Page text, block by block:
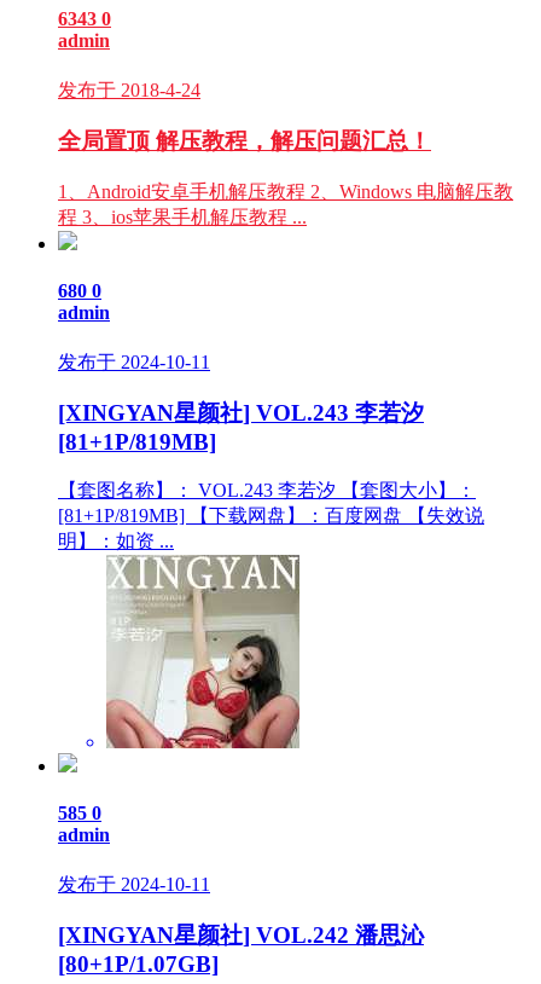
6343 0
admin
发布于 2018-4-24
全局置顶 解压教程，解压问题汇总！
1、Android安卓手机解压教程 2、Windows 电脑解压教
程 3、ios苹果手机解压教程 ...
680 0
admin
发布于 2024-10-11
[XINGYAN星颜社] VOL.243 李若汐
[81+1P/819MB]
【套图名称】： VOL.243 李若汐 【套图大小】：
[81+1P/819MB] 【下载网盘】：百度网盘 【失效说
明】：如资 ...
585 0
admin
发布于 2024-10-11
[XINGYAN星颜社] VOL.242 潘思沁
[80+1P/1.07GB]